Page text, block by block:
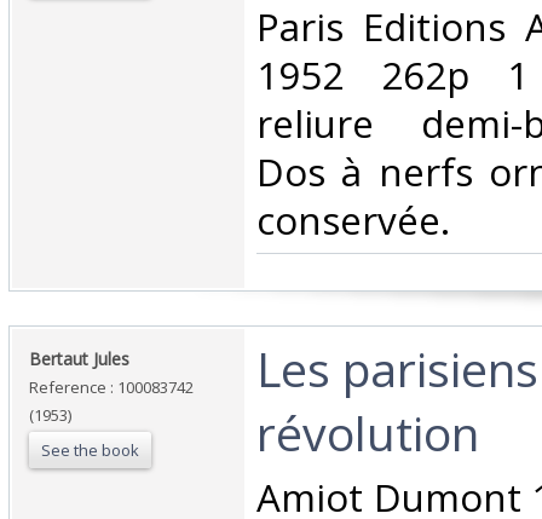
‎Paris Editions
1952 262p
reliure demi-
Dos à nerfs
conservée. ‎
‎Bertaut Jules‎
Reference : 100083742
(1953)
See the book
‎Les
révolution‎
‎Amiot Dumont